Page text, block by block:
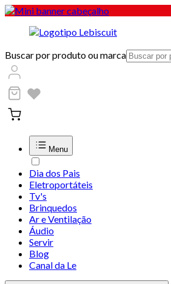
Buscar por produto ou marca
Menu
Dia dos Pais
Eletroportáteis
Tv's
Brinquedos
Ar e Ventilação
Áudio
Servir
Blog
Canal da Le